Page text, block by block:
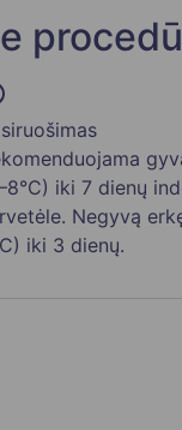
iki 7 dienų
Negyvą
iki 3 dienų.